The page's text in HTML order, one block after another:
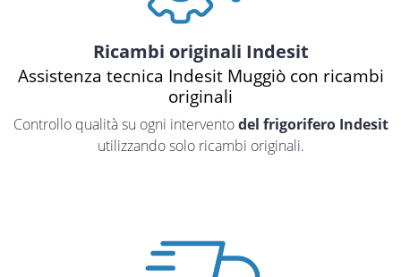
Ricambi originali Indesit
Assistenza tecnica Indesit Muggiò con ricambi
originali
Controllo qualità su ogni interventodel frigorifero Indesit
utilizzando solo ricambi originali.